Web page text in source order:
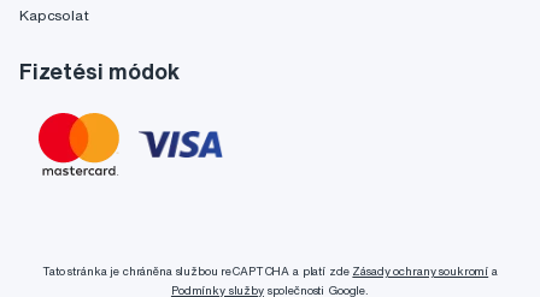
Kapcsolat
Fizetési módok
Tato stránka je chráněna službou reCAPTCHA a platí zde Zásady ochrany soukromí a
Podmínky službyspolečnosti Google.